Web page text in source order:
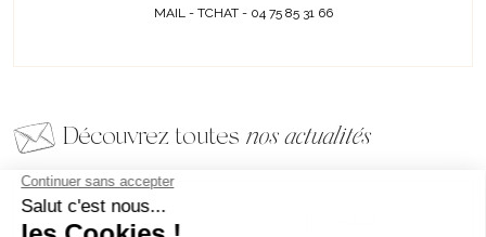
MAIL - TCHAT - 04 75 85 31 66
Découvrez toutes nos actualités
EMAIL